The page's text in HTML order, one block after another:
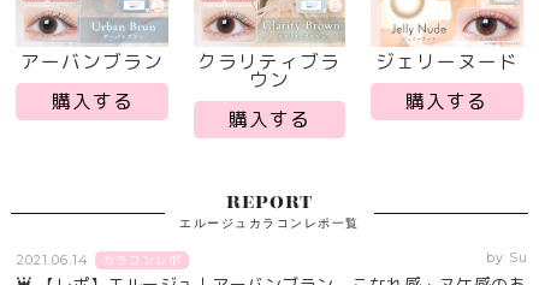
アーバンブラン
購入する
クラリティブラ
ウン
購入する
ジェリーヌード
購入する
REPORT
エルージュカラコンレポ一覧
2021.06.14 カラコンレポ by Su